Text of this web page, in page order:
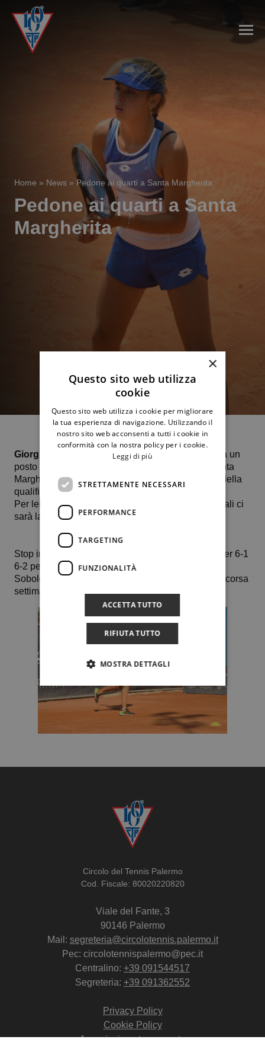
Home » News » Pedone ai quarti a Santa Margherita
Pedone ai quarti a Santa
Margherita
Giorgia Pedone
(numero 280 al mondo) conquista un
posto nei quarti di finale del torneo ITF W35 di Santa
Margherita grazie alla vittoria per 6-2 6-3 a spese della
qualificata piemontese Enola Chiesa.
Per lei venerdì 12 aprile per un posto nelle semifinali ci
sarà la ceca 19enne Lucie Havlickova.
Stop invece per
sconfitta per 6-1
6-2 per mano della 19enne ucraina Anastasyia
Soboleva, n. 321 del ranking, vincitrice proprio la scorsa
settimana proprio sui campi del resort sardo.
Circolo del Tennis Palermo
Cod. Fiscale: 80020220820
Viale del Fante, 3
90146 Palermo
Mail: segreteria@circolotennis.palermo.it
Pec: circolotennispalermo@pec.it
Centralino: +39 091544517
Segreteria: +39 091362552
Privacy Policy
Cookie Policy
Associazione trasparente
×
Questo sito web utilizza
cookie
Questo sito web utilizza i cookie per migliorare
la tua esperienza di navigazione. Utilizzando il
nostro sito web acconsenti a tutti i cookie in
conformità con la nostra policy per i cookie.
Leggi di più
STRETTAMENTE NECESSARI
PERFORMANCE
TARGETING
FUNZIONALITÀ
ACCETTA TUTTO
RIFIUTA TUTTO
MOSTRA DETTAGLI